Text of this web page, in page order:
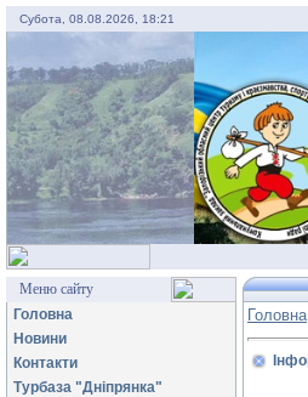
Субота, 08.08.2026, 18:21
Меню сайту
Головна
Новини
Контакти
Турбаза "Дніпрянка"
Головна